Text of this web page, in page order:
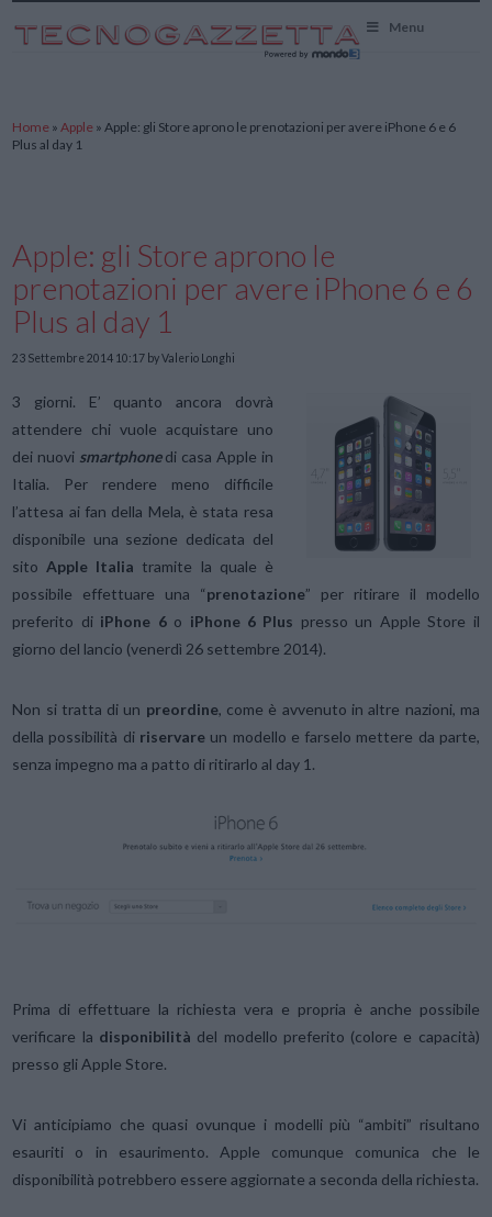
Menu
Home »Apple »Apple: gli Store aprono le prenotazioni per avere iPhone 6 e 6
Plus al day 1
Apple: gli Store aprono le
prenotazioni per avere iPhone 6 e 6
Plus al day 1
23 Settembre 2014 10:17 by Valerio Longhi
3 giorni. E’ quanto ancora dovrà
attendere chi vuole acquistare uno
dei nuovi smartphonedi casa Apple in
Italia. Per rendere meno difficile
l’attesa ai fan della Mela, è stata resa
disponibile una sezione dedicata del
sito Apple Italia tramite la quale è
possibile effettuare una “prenotazione” per ritirare il modello
preferito di iPhone 6o iPhone 6 Plus presso un Apple Store il
giorno del lancio (venerdì 26 settembre 2014).
Non si tratta di un preordine, come è avvenuto in altre nazioni, ma
della possibilità di riservareun modello e farselo mettere da parte,
senza impegno ma a patto di ritirarlo al day 1.
Prima di effettuare la richiesta vera e propria è anche possibile
verificare la disponibilità del modello preferito (colore e capacità)
presso gli Apple Store.
Vi anticipiamo che quasi ovunque i modelli più “ambiti” risultano
esauriti o in esaurimento. Apple comunque comunica che le
disponibilità potrebbero essere aggiornate a seconda della richiesta.